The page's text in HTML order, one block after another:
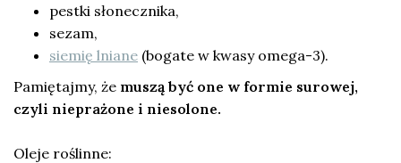
pestki słonecznika,
sezam,
siemię lniane (bogate w kwasy omega-3).
Pamiętajmy, że muszą być one w formie surowej,
czyli nieprażone i niesolone.
Oleje roślinne: